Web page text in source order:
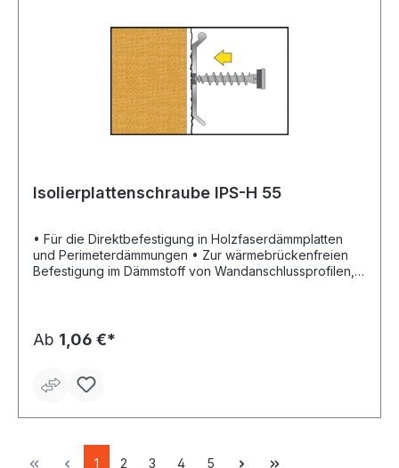
Isolierplattenschraube IPS-H 55
• Für die Direktbefestigung in Holzfaserdämmplatten
und Perimeterdämmungen • Zur wärmebrückenfreien
Befestigung im Dämmstoff von Wandanschlussprofilen,
glasfaserverstärktem Nylon mit EPDM-Dichtung,
alterungs-, witterungs- und UV-beständig. •
Wandprofilen) • Geeignet auch für leichte
Schraube Ø 3,5 m
Ab 1,06 €*
1 2 3 4 5